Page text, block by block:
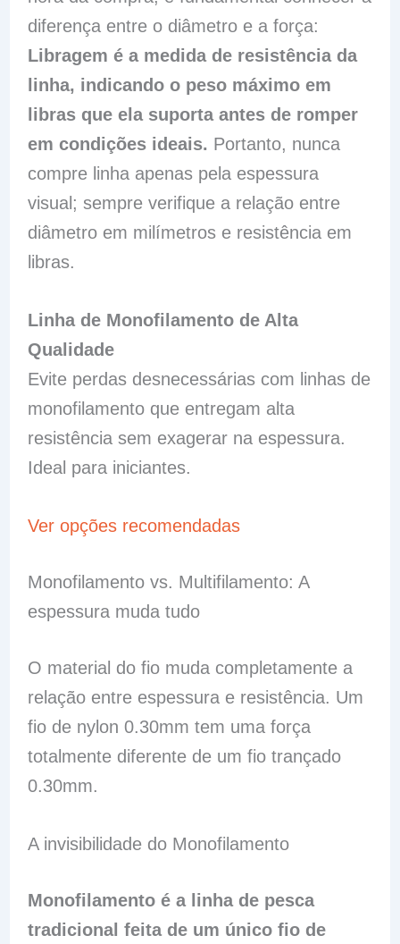
diferença entre o diâmetro e a força:
Libragem é a medida de resistência da
linha, indicando o peso máximo em
libras que ela suporta antes de romper
em condições ideais. Portanto, nunca
compre linha apenas pela espessura
visual; sempre verifique a relação entre
diâmetro em milímetros e resistência em
libras.
Linha de Monofilamento de Alta
Qualidade
Evite perdas desnecessárias com linhas de
monofilamento que entregam alta
resistência sem exagerar na espessura.
Ideal para iniciantes.
Ver opções recomendadas
Monofilamento vs. Multifilamento: A
espessura muda tudo
O material do fio muda completamente a
relação entre espessura e resistência. Um
fio de nylon 0.30mm tem uma força
totalmente diferente de um fio trançado
0.30mm.
A invisibilidade do Monofilamento
Monofilamento é a linha de pesca
tradicional feita de um único fio de